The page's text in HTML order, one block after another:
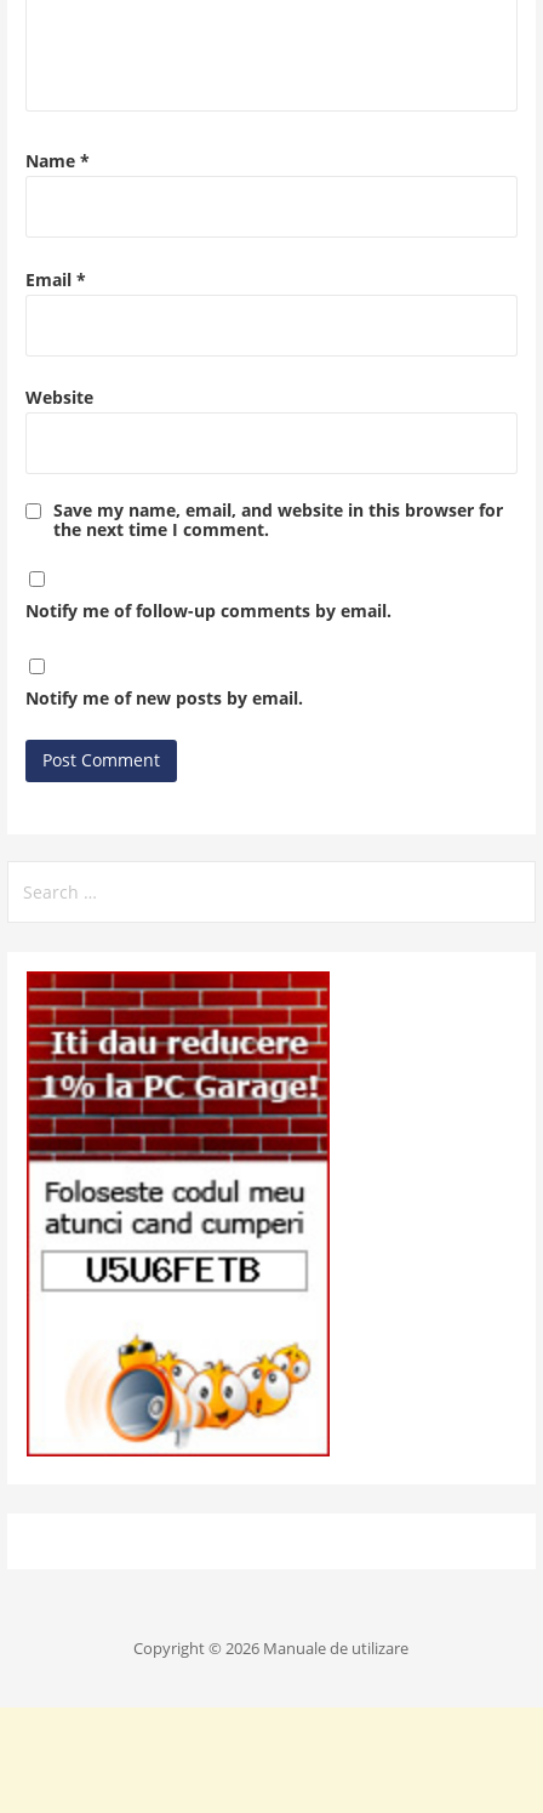
Name *
Email *
Website
Save my name, email, and website in this browser for
the next time I comment.
Notify me of follow-up comments by email.
Notify me of new posts by email.
for:
Copyright © 2026 Manuale de utilizare